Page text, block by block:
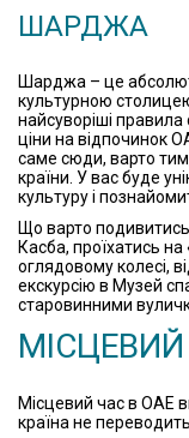
ШАРДЖА
Шарджа – це
культурною
найсуворіші
ціни на відпочинок
саме сюди, варто
країни. У вас буде
культуру і
Що варто
Касба, проїхатись
оглядовому колесі,
екскурсію в Музей
старовинними
Місцевий час в ОАЕ
країна не